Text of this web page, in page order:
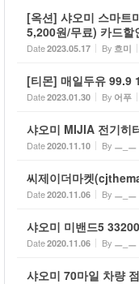
[옥션] 샤오미 스마트
5,200원/무료) 카드
Date2023.05.17 By 흐미
[티몬] 매일두유 99.9
Date2023.01.30 By 어푸
샤오미 MIJIA 전기히
Date2020.11.10 By ㅡ_ㅡ
씨제이더마켓
Date2020.11.06 By ㅡ_ㅡ
샤오미 미밴드5
Date2020.11.06 By ㅡ_ㅡ
샤오미 70마일 차량